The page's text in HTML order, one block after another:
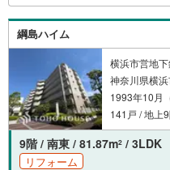
ーーーーーーーーー
綱島ハイム
横浜市営地
神奈川県横
1993年10月
141戸 / 地上
9階 / 南東 / 81.87m2 / 3LDK
リフォーム